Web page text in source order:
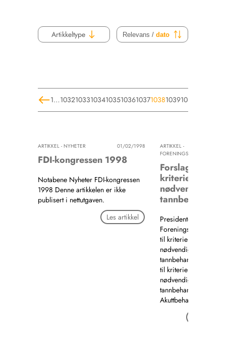
Artikkeltype Relevans / dato
1…103210331034103510361037103810391040
ARTIKKEL - NYHETER 01/02/1998
FDI-kongressen 1998
Notabene Nyheter FDI-kongressen
1998 Denne artikkelen er ikke
publisert i nettutgaven.
Les artikkel
ARTIKKEL -
FORENINGSSTOFF
Forslag til
kriterier for
nødvendig
tannbehandling
Presidenten har ordet
Foreningsstoff Forslag
til kriterier for
nødvendig
tannbehandling
til kriterier for
nødvendig
tannbehandling
Akuttbehandling.